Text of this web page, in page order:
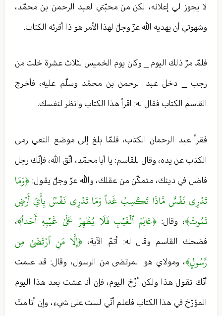
لا يجوز لي إعلانه، لكن من محبّتي لعبد الرحمن بن محمّد،
وشهوتي أن يهديه الله عزّ وجلّ لهذا الأمر هو ذا أقرئه الكتاب.
فلمّا مرّ ذلك اليوم _ وكان يوم الخميس لثلاث عشرة خلت من
رجب _ دخل عبد الرحمن بن محمّد وسلّم عليه، فأخرج
القاسم الكتاب فقال له: اقرأ هذا الكتاب وانظر لنفسك.
فقرأ عبد الرحمان الكتاب، فلمّا بلغ إلى موضع النعي رمى
الكتاب عن يده، وقال للقاسم: يا أبا محمّد، اتّق الله، فإنّك رجل
فاضل في دينك، متمكّن من عقلك، والله عزّ وجلّ يقول: ﴿وَمَا
تَدۡرِي نَفۡسٌ مَّاذَا تَكۡسِبُ غَداً وَمَا تَدۡرِي نَفۡسُۢ بِأَيِّ أَرۡضٍ
تَمُوتُ﴾، وقال: ﴿عَالِمُ ٱلۡغَيۡبِ فَلَا يُظۡهِرُ عَلَىٰ غَيۡبِهِ أَحَداً﴾،
فضحك القاسم وقال له: أتمّ الآية، ﴿إِلَّا مَنِ ٱرۡتَضَىٰ مِن
رَّسُولٍ﴾، ومولاي هو المرتضى من الرسول، وقال: قد علمت
أنّك تقول هذا ولكن أرِّخ اليوم، فإن أنا عشت بعد هذا اليوم
المؤرّخ في هذا الكتاب فاعلم أنّي لست على شيء، وإن أنا متّ